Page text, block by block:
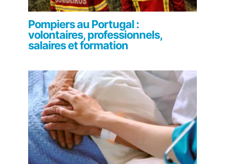
Pompiers au Portugal :
volontaires, professionnels,
salaires et formation